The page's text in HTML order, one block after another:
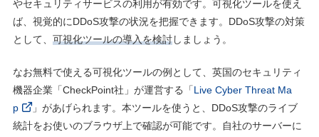
やセキュリティサービスの利用が有効です。可視化ツールを使え
ば、視覚的にDDoS攻撃の状況を把握できます。DDoS攻撃の対策
として、 可視化ツールの導入を検討しましょう。
なお無料で使える可視化ツールの例として、英国のセキュリティ
機器企業「CheckPoint社」が運営する「Live Cyber Threat Ma
p
」があげられます。本ツールを使うと、DDoS攻撃のライブ
統計をお使いのブラウザ上で確認が可能です。自社のサーバーに